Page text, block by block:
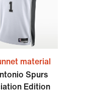
material
Spurs
Edition